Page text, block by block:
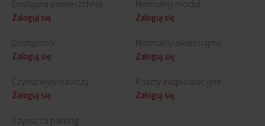
Dostępna powierzchnia
Zaloguj się
Dostępność
Zaloguj się
Czynsz wywoławczy
Zaloguj się
Czynsz za parking
Minimalny moduł
Zaloguj się
Minimalny okres najmu
Zaloguj się
Koszty eksploatacyjne
Zaloguj się